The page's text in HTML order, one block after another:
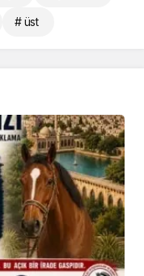
# üst